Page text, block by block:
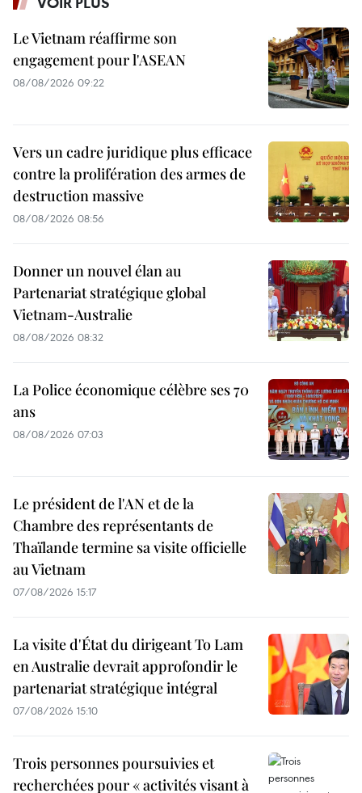
Le Vietnam réaffirme son
engagement pour l'ASEAN
08/08/2026 09:22
Vers un cadre juridique plus efficace
contre la prolifération des armes de
destruction massive
08/08/2026 08:56
Donner un nouvel élan au
Partenariat stratégique global
Vietnam-Australie
08/08/2026 08:32
La Police économique célèbre ses 70
ans
08/08/2026 07:03
Le président de l'AN et de la
Chambre des représentants de
Thaïlande termine sa visite officielle
au Vietnam
07/08/2026 15:17
La visite d'État du dirigeant To Lam
en Australie devrait approfondir le
partenariat stratégique intégral
07/08/2026 15:10
Trois personnes poursuivies et
recherchées pour « activités visant à